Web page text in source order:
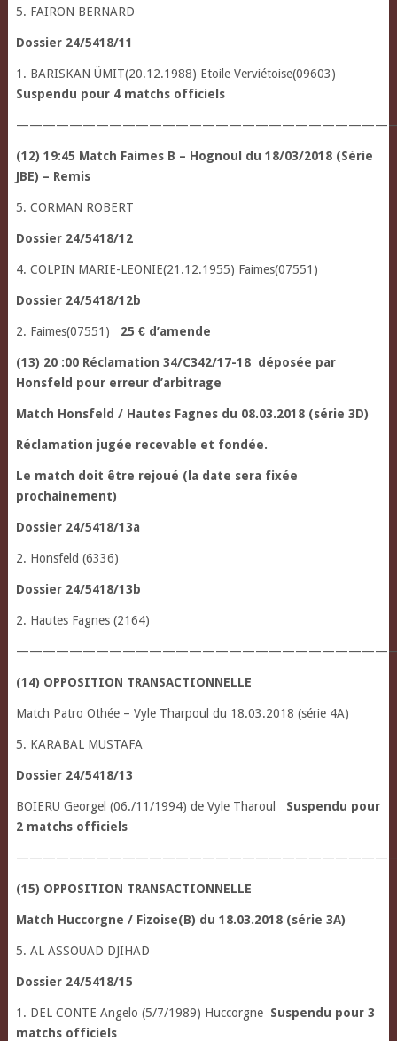
5. FAIRON BERNARD
Dossier 24/5418/11
1. BARISKAN ÜMIT(20.12.1988) Etoile Verviétoise(09603)
Suspendu pour 4 matchs officiels
(12) 19:45 Match Faimes B – Hognoul du 18/03/2018 (Série
JBE) – Remis
5. CORMAN ROBERT
Dossier 24/5418/12
4. COLPIN MARIE-LEONIE(21.12.1955) Faimes(07551)
Dossier 24/5418/12b
2. Faimes(07551) 25 € d’amende
(13) 20 :00 Réclamation 34/C342/17-18 déposée par
Honsfeld pour erreur d’arbitrage
Match Honsfeld / Hautes Fagnes du 08.03.2018 (série 3D)
Réclamation jugée recevable et fondée.
Le match doit être rejoué (la date sera fixée
prochainement)
Dossier 24/5418/13a
2. Honsfeld (6336)
Dossier 24/5418/13b
2. Hautes Fagnes (2164)
(14) OPPOSITION TRANSACTIONNELLE
Match Patro Othée – Vyle Tharpoul du 18.03.2018 (série 4A)
5. KARABAL MUSTAFA
Dossier 24/5418/13
BOIERU Georgel (06./11/1994) de Vyle Tharoul
Suspendu pour
2 matchs officiels
(15) OPPOSITION TRANSACTIONNELLE
Match Huccorgne / Fizoise(B) du 18.03.2018 (série 3A)
5. AL ASSOUAD DJIHAD
Dossier 24/5418/15
1. DEL CONTE Angelo (5/7/1989) Huccorgne Suspendu pour 3
matchs officiels